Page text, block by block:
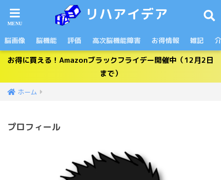
リハアイデア
脳画像 脳機能 評価 高次脳機能障害 お得情報 雑記
お得に買える！Amazonブラックフライデー開催中（12月2日
まで）
ホーム
プロフィール